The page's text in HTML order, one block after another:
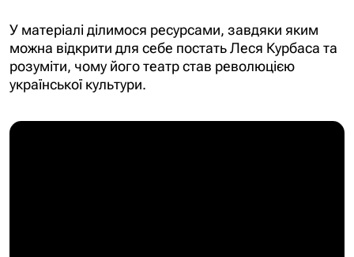
У матеріалі ділимося ресурсами, завдяки яким
можна відкрити для себе постать Леся Курбаса та
розуміти, чому його театр став революцією
української культури.